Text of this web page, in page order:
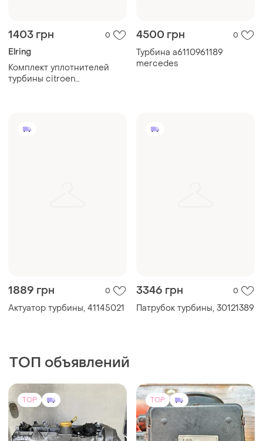
1403 грн 0
Elring
Комплект уплотнителей
турбины citroen
4500 грн 0
Турбина a6110961189
mercedes
1889 грн 0
Актуатор турбины, 41145021
3346 грн 0
Патрубок турбины, 30121389
ТОП объявлений
TOP TOP